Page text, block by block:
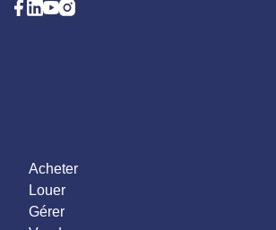
Acheter
Louer
Gérer